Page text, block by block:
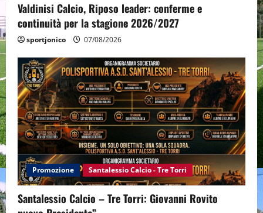
Valdinisi Calcio, Riposo leader: conferme e
continuità per la stagione 2026/2027
sportjonico 07/08/2026
Promozione Santalessio Calcio - Tre Torri
Santalessio Calcio – Tre Torri: Giovanni Rovito